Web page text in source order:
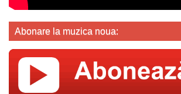
Abonare la muzica noua: